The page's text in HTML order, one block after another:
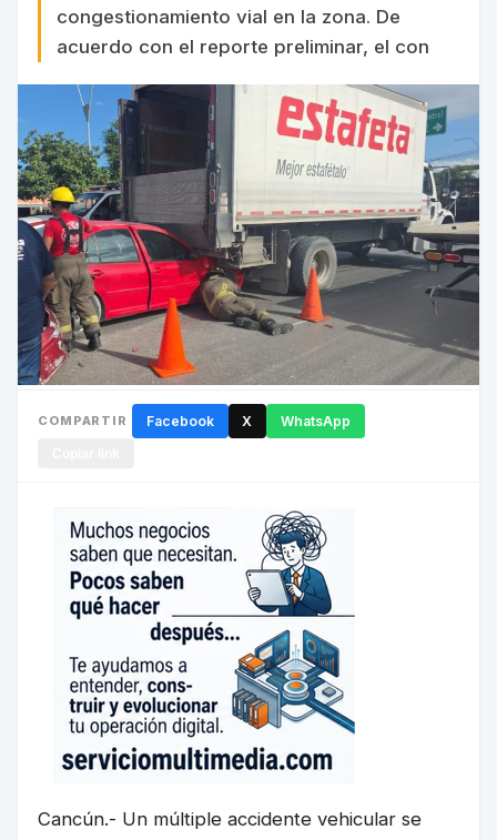
congestionamiento vial en la zona. De
acuerdo con el reporte preliminar, el con
COMPARTIR Facebook X WhatsApp
Cancún.- Un múltiple accidente vehicular se